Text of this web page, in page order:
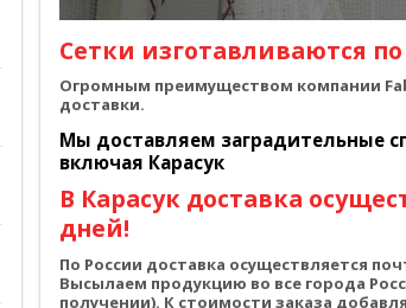
Сетки изготавливаются
Огромным преимуществом компании
доставки.
Мы доставляем заградительные
включая Карасук
В Карасук доставка
дней!
По России доставка осуществляется
Высылаем продукцию во все города
получении). К стоимости заказа